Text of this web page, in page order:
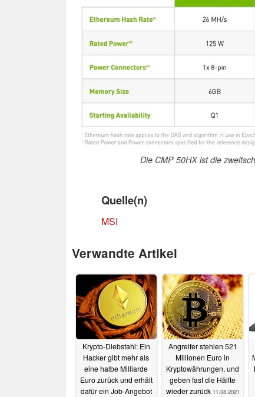
Die CMP 50HX ist die
Quelle(n)
MSI
Verwandte Artikel
Krypto-Diebstahl: Ein
Hacker gibt mehr als
eine halbe Milliarde
Euro zurück und erhält
dafür ein Job-Angebot
Angreifer stehlen 521
Millionen Euro in
Kryptowährungen, und
geben fast die Hälfte
wieder zurück 11.08.2021